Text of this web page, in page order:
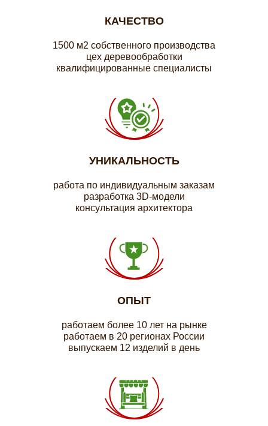
КАЧЕСТВО
1500 м2 собственного производства
цех деревообработки
квалифицированные специалисты
УНИКАЛЬНОСТЬ
работа по индивидуальным заказам
разработка 3D-модели
консультация архитектора
ОПЫТ
работаем более 10 лет на рынке
работаем в 20 регионах России
выпускаем 12 изделий в день